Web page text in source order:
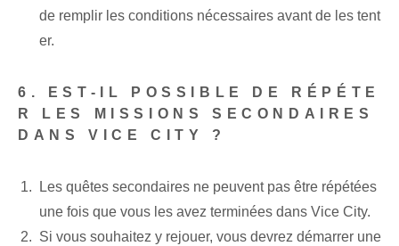
de remplir les conditions nécessaires avant de les tent
er.
6. EST-IL POSSIBLE DE RÉPÉTE
R LES MISSIONS SECONDAIRES
DANS VICE CITY ?
Les quêtes secondaires ne peuvent pas être répétées
une fois que vous les avez terminées dans Vice City.
Si vous souhaitez y rejouer, vous devrez démarrer une